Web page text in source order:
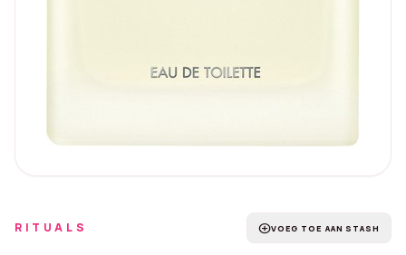
RITUALS add_circleVOEG TOE AAN STASH